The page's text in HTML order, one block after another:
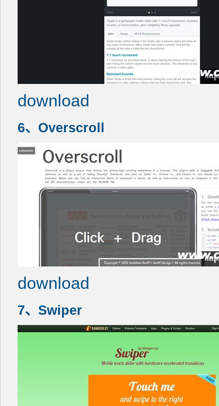
download
6、Overscroll
download
7、Swiper